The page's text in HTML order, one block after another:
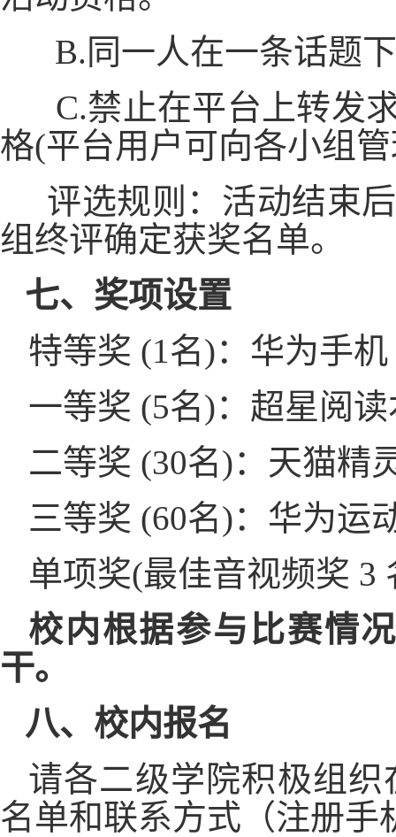
B.同一人在一条话题
C.禁止在平台上转发
格(平台用户可向各小组
评选规则：活动结束
组终评确定获奖名单。
七、奖项设置
特等奖 (1名)：华为手机
一等奖 (5名)：超星阅读
二等奖 (30名)：天猫精
三等奖 (60名)：华为运
单项奖(最佳音视频奖 3
校内根据参与比赛情
干。
八、 校内报名
请各二级学院积极组
名单和联系方式（注册